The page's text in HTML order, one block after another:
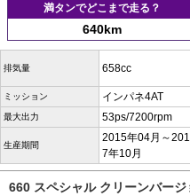
満タンでどこまで走る？
640km
排気量 658cc
ミッション インパネ4AT
最大出力 53ps/7200rpm
生産期間
2015年04月～201
7年10月
660 スペシャル クリーンバー